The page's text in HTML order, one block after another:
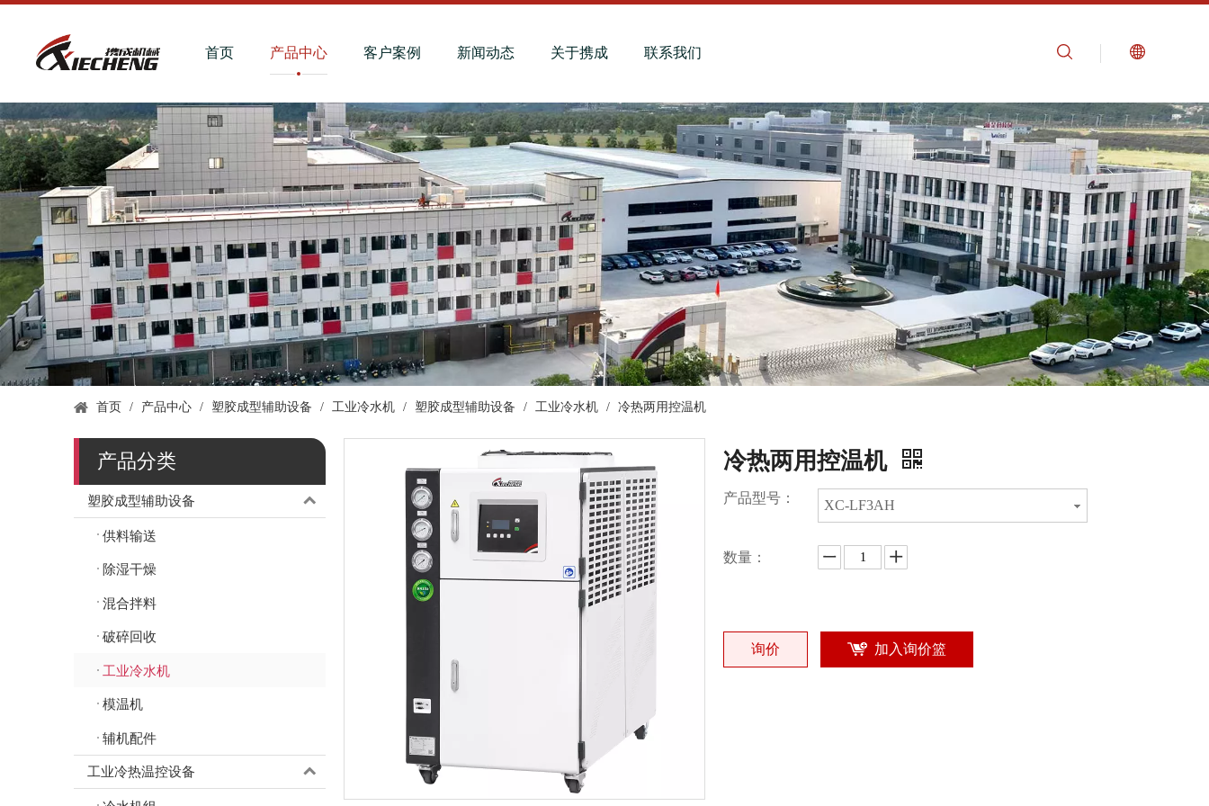
首页 产品中心 客户案例 新闻动态 关于携成 联系我们
首页 / 产品中心 / 塑胶成型辅助设备 / 工业冷水机 / 塑胶成型辅助设备 / 工业冷水机 / 冷热两用控温机
产品分类
塑胶成型辅助设备
供料输送
除湿干燥
混合拌料
破碎回收
工业冷水机
模温机
辅机配件
工业冷热温控设备
冷热两用控温机
产品型号： XC-LF3AH
数量：
询价 加入询价篮